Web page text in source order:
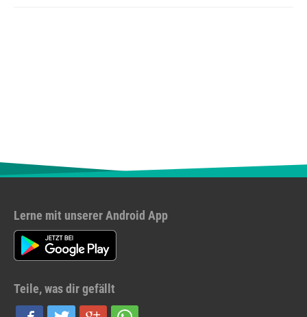
Lerne mit unserer Android App
Teile, was dir gefällt